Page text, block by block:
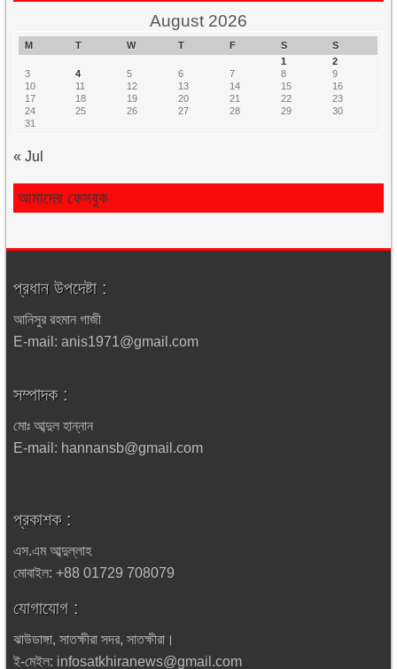
August 2026
M T W T F S
S
1
2
3
4 5 6 7 8
9
10
11 12 13 14 15
16
17
18 19 20 21 22
23
24
25 26 27 28 29
30
31
« Jul
আমাদের ফেসবুক
প্রধান উপদেষ্টা :
আনিসুর রহমান গাজী
E-mail: anis1971@gmail.com
সম্পাদক :
মোঃ আব্দুল হান্নান
E-mail: hannansb@gmail.com
প্রকাশক :
এস.এম আব্দুল্লাহ
মোবাইল: +88 01729 708079
যোগাযোগ :
ঝাউডাঙ্গা, সাতক্ষীরা সদর, সাতক্ষীরা।
ই-মেইল: infosatkhiranews@gmail.com